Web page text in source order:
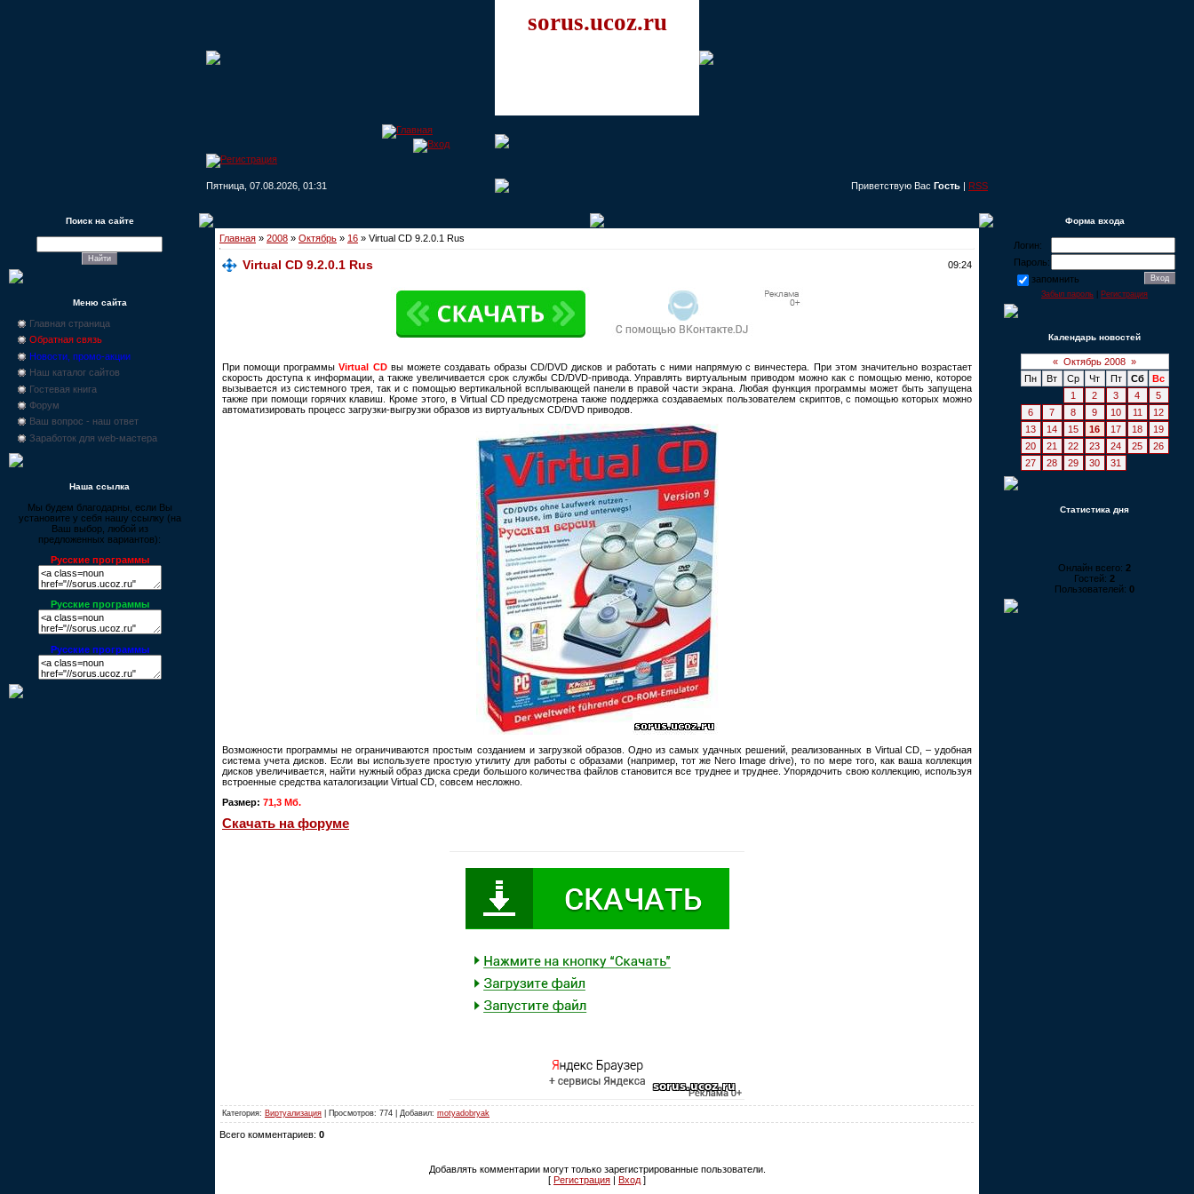
sorus.ucoz.ru
Пятница, 07.08.2026, 01:31 Приветствую Вас Гость | RSS
Поиск на сайте
Меню сайта
Главная страница
Обратная связь
Новости, промо-акции
Наш каталог сайтов
Гостевая книга
Форум
Ваш вопрос - наш ответ
Заработок для web-мастера
Наша ссылка
Мы будем благодарны, если Вы
установите у себя нашу ссылку (на
Ваш выбор, любой из
предложенных вариантов):
Русские программы
Русские программы
Русские программы
Главная » 2008 » Октябрь » 16 » Virtual CD 9.2.0.1 Rus
Virtual CD 9.2.0.1 Rus 09:24
При помощи программыVirtual CDвы можете создавать образы CD/DVD дисков и работать с ними напрямую с винчестера. При этом значительно возрастает
скорость доступа к информации, а также увеличивается срок службы CD/DVD-привода. Управлять виртуальным приводом можно как с помощью меню, которое
вызывается из системного трея, так и с помощью вертикальной всплывающей панели в правой части экрана. Любая функция программы может быть запущена
также при помощи горячих клавиш. Кроме этого, в Virtual CD предусмотрена также поддержка создаваемых пользователем скриптов, с помощью которых можно
автоматизировать процесс загрузки-выгрузки образов из виртуальных CD/DVD приводов.
Возможности программы не ограничиваются простым созданием и загрузкой образов. Одно из самых удачных решений, реализованных в Virtual CD, – удобная
система учета дисков. Если вы используете простую утилиту для работы с образами (например, тот же Nero Image drive), то по мере того, как ваша коллекция
дисков увеличивается, найти нужный образ диска среди большого количества файлов становится все труднее и труднее. Упорядочить свою коллекцию, используя
встроенные средства каталогизации Virtual CD, совсем несложно.
Размер: 71,3 Мб.
Скачать на форуме
Категория: Виртуализация | Просмотров: 774 | Добавил: motyadobryak
Всего комментариев: 0
Добавлять комментарии могут только зарегистрированные пользователи.
[ Регистрация | Вход ]
Форма входа
Логин:
Пароль:
запомнить
Забыл пароль Регистрация
Календарь новостей
« Октябрь 2008 »
Пн
Вт Ср Чт Пт Сб
Вс
1
2 3 4
5
6
7 8 9 10 11
12
13
14 15 16 17 18
19
20
21 22 23 24 25
26
27
28 29 30 31
Статистика дня
Онлайн всего: 2
Гостей: 2
Пользователей: 0